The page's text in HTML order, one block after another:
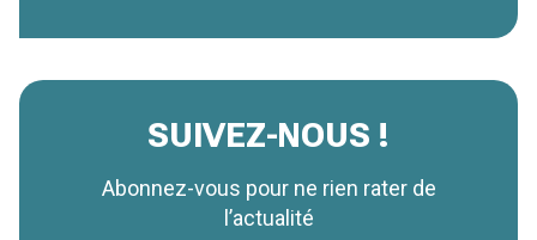
SUIVEZ-NOUS !
Abonnez-vous pour ne rien rater de
l’actualité